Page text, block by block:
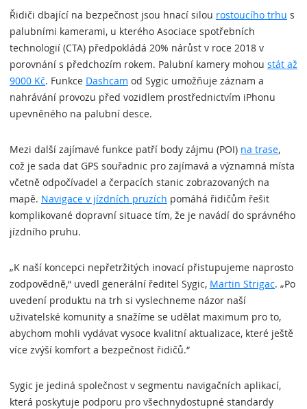
Řidiči dbající na bezpečnost jsou hnací silou rostoucího trhu s
palubními kamerami, u kterého Asociace spotřebních
technologií (CTA) předpokládá 20% nárůst v roce 2018 v
porovnání s předchozím rokem. Palubní kamery mohou stát až
9000 Kč. Funkce Dashcam od Sygic umožňuje záznam a
nahrávání provozu před vozidlem prostřednictvím iPhonu
upevněného na palubní desce.
Mezi další zajímavé funkce patří body zájmu (POI) na trase,
což je sada dat GPS souřadnic pro zajímavá a významná místa
včetně odpočívadel a čerpacích stanic zobrazovaných na
mapě. Navigace v jízdních pruzích pomáhá řidičům řešit
komplikované dopravní situace tím, že je navádí do správného
jízdního pruhu.
„K naší koncepci nepřetržitých inovací přistupujeme naprosto
zodpovědně,“ uvedl generální ředitel Sygic, Martin Strigac. „Po
uvedení produktu na trh si vyslechneme názor naší
uživatelské komunity a snažíme se udělat maximum pro to,
abychom mohli vydávat vysoce kvalitní aktualizace, které ještě
více zvýší komfort a bezpečnost řidičů.“
Sygic je jediná společnost v segmentu navigačních aplikací,
která poskytuje podporu pro všechnydostupné standardy